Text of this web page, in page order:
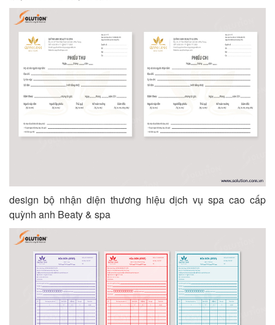
design bộ nhận diện thương hiệu dịch vụ spa cao cấp
quỳnh anh Beaty & spa